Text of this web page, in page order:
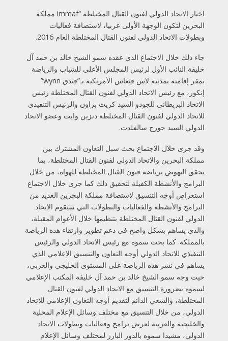
اختار الاتحاد الدولي لفنون القتال المختلطة “immaf مملكة
البحرين لتكون الوجهة الأولى عربيا، لاستضافة فعاليات
وبطولات الاتحاد الدولي لفنون القتال المختلطة العام 2016.
جاء ذلك خلال الاجتماع الذي عقده سمو الشيخ خالد بن حمد آل
خليفة النائب الأول لرئيس المجلس الأعلى للشباب والرياضة
بمقر إقامته بمدينة لاس فيغاس الأمريكية بـ”فندق wynn”
إنكور، مع رئيس الاتحاد الدولي لفنون القتال المختلطة رئيس
الاتحاد البريطاني للجودو السيد كريث براون والرئيس التنفيذي
للاتحاد الدولي لفنون القتال المختلطة دنزين وايت وعضو الاتحاد
الدولي السيد جورج سالفلدت.
وقد جرى خلال الاجتماع بحث سبل التعاون المشترك بين
مملكة البحرين والاتحاد الدولي لفنون القتال المختلطة، بما
يحقق النهوض برياضة فنون القتال المختلطة للهواة، من خلال
البرامج والأنشطة الكفيلة لتحقيق ذلك كما جرى خلال الاجتماع
استعراض أوجه التنسيق لاستضافة مملكة البحرين العديد من
البرامج والأنشطة والفعاليات والبطولات التي سيقوم الاتحاد
الدولي لفنون القتال المختلطة بتنظيمها خلال الأعوام المقبلة،
والذي يساهم بشكل واضح في دعم تطوير وارتقاء هذه الرياضة
بالمملكة. كما بحث سموه مع رئيس الاتحاد الدولي والرئيس
التنفيذي للاتحاد الدولي أوجه التعاون والتنسيق الإعلامي الذي
يساهم في نشر هذه الرياضة على المستوى الخليجي والعربي،
حيث وجه سمو الشيخ خالد بن حمد آل خليفة المكتب الإعلامي
لسموه بضرورة التنسيق مع الاتحاد الدولي لفنون القتال
المختلطة، والسعي الدائم لتقديم أوجه التعاون الإعلامي للاتحاد
الدولي، من خلال التنسيق مع مختلف وسائل الإعلام المحلية
والخليجية والعربية لعرض برامج وفعاليات وبطولات الاتحاد
الدولي، مشيدا سموه بالدور البارز لمختلف وسائل الإعلام